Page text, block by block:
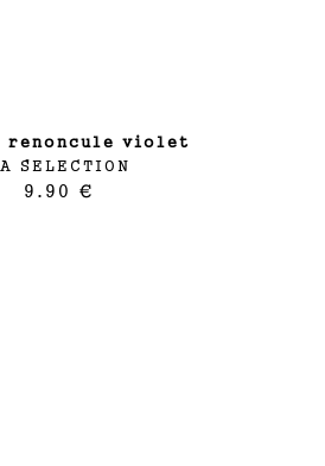
renoncule violet
SELECTION
9.90 €